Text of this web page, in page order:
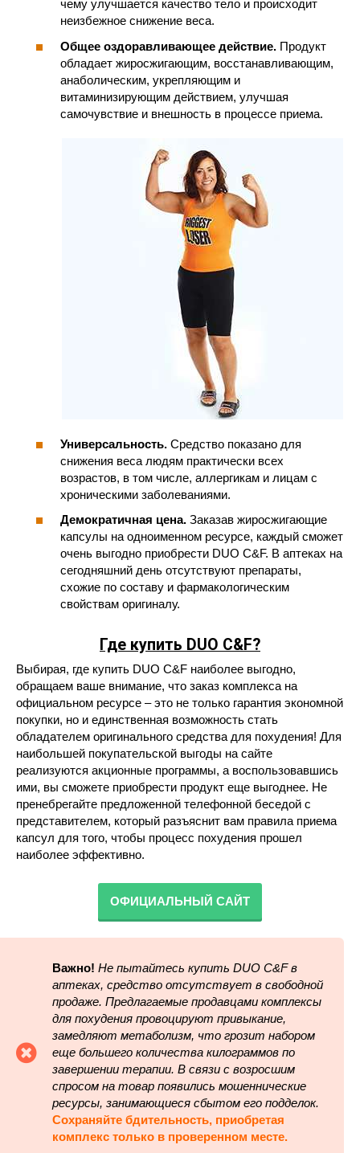
чему улучшается качество тело и происходит
неизбежное снижение веса.
Общее оздоравливающее действие. Продукт
обладает жиросжигающим, восстанавливающим,
анаболическим, укрепляющим и
витаминизирующим действием, улучшая
самочувствие и внешность в процессе приема.
Универсальность. Средство показано для
снижения веса людям практически всех
возрастов, в том числе, аллергикам и лицам с
хроническими заболеваниями.
Демократичная цена. Заказав жиросжигающие
капсулы на одноименном ресурсе, каждый сможет
очень выгодно приобрести DUO C&F. В аптеках на
сегодняшний день отсутствуют препараты,
схожие по составу и фармакологическим
свойствам оригиналу.
Где купить DUO C&F?
Выбирая, где купить DUO C&F наиболее выгодно,
обращаем ваше внимание, что заказ комплекса на
официальном ресурсе – это не только гарантия экономной
покупки, но и единственная возможность стать
обладателем оригинального средства для похудения! Для
наибольшей покупательской выгоды на сайте
реализуются акционные программы, а воспользовавшись
ими, вы сможете приобрести продукт еще выгоднее. Не
пренебрегайте предложенной телефонной беседой с
представителем, который разъяснит вам правила приема
капсул для того, чтобы процесс похудения прошел
наиболее эффективно.
ОФИЦИАЛЬНЫЙ САЙТ
Важно! Не пытайтесь купить DUO C&F в
аптеках, средство отсутствует в свободной
продаже. Предлагаемые продавцами комплексы
для похудения провоцируют привыкание,
замедляют метаболизм, что грозит набором
еще большего количества килограммов по
завершении терапии. В связи с возросшим
спросом на товар появились мошеннические
ресурсы, занимающиеся сбытом его подделок.
Сохраняйте бдительность, приобретая
комплекс только в проверенном месте.